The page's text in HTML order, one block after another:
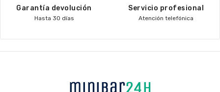
Garantía devolución
Hasta 30 días
Servicio profesional
Atención telefónica